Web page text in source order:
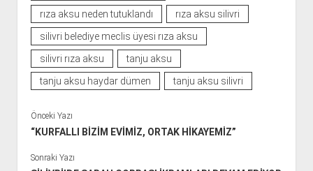
rıza aksu neden tutuklandı
rıza aksu silivri
silivri belediye meclis üyesi rıza aksu
silivri rıza aksu
tanju aksu
tanju aksu haydar dümen
tanju aksu silivri
Önceki Yazı
“KURFALLI BİZİM EVİMİZ, ORTAK HİKAYEMİZ”
Sonraki Yazı